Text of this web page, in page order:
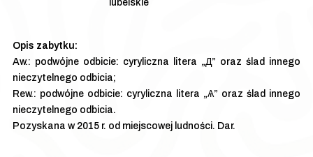
lubelskie
Aw.: podwójne odbicie: cyryliczna litera „Д” oraz ślad innego
nieczytelnego odbicia;
Rew.: podwójne odbicie: cyryliczna litera „Ѧ” oraz ślad innego
nieczytelnego odbicia.
Pozyskana w 2015 r. od miejscowej ludności. Dar.